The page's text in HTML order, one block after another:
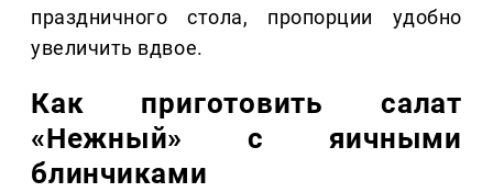
праздничного стола, пропорции удобно
увеличить вдвое.
Как приготовить салат
«Нежный» с яичными
блинчиками